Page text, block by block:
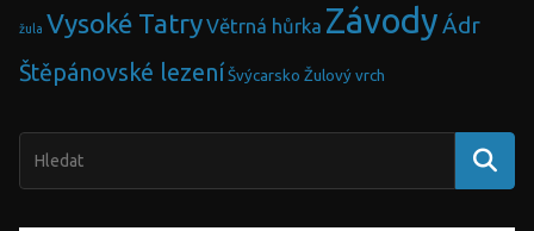
žula Vysoké TatryVětrná hůrka ZávodyÁdr
Štěpánovské lezení Švýcarsko Žulový vrch